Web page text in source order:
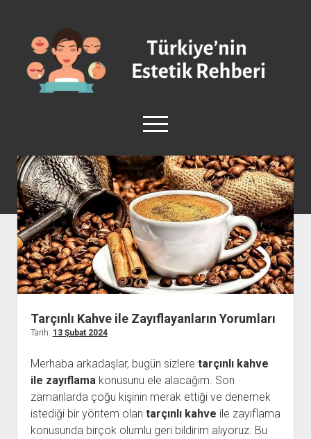
Türkiye'nin
Estetik
Rehberi
menüyü
aç
facebookinstagram
Anasayfa
Burun Estetiği
Göğüs Estetiği
Vücut Estetiği
Yüz Estetiği
Hakkımızda
İletişim
Tarçınlı Kahve ile Zayıflayanların Yorumları
Tarih: 13 Şubat 2024
Merhaba arkadaşlar, bugün sizlere tarçınlı kahve
ile zayıflama konusunu ele alacağım. Son
zamanlarda çoğu kişinin merak ettiği ve denemek
istediği bir yöntem olan tarçınlı kahve ile zayıflama
konusunda birçok olumlu geri bildirim alıyoruz. Bu